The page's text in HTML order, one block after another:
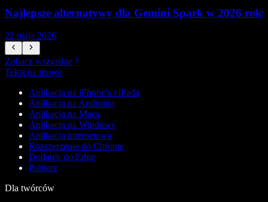
Najlepsze alternatywy dla Gemini Spark w 2026 roku
22 maja 2026
Zobacz wszystkie
Tekst na mowę
Aplikacja na iPhone'a i iPada
Aplikacja na Androida
Aplikacja na Maca
Aplikacja na Windows
Aplikacja internetowa
Rozszerzenie do Chrome
Dodatek do Edge
Pobierz
Dla twórców